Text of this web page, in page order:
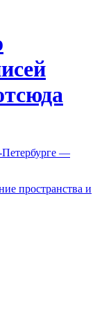
—
пространства и